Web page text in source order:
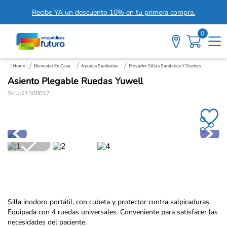
Recibe YA un descuento 10% en tu primera compra.
0
Bienestar En Casa Ayudas Sanitarias Elevador Sillas Sanitarias Y Duchas
Asiento Plegable Ruedas Yuwell
SKU:21308017
Silla inodoro portátil, con cubeta y protector contra salpicaduras.
Equipada con 4 ruedas universales. Conveniente para satisfacer las
necesidades del paciente.